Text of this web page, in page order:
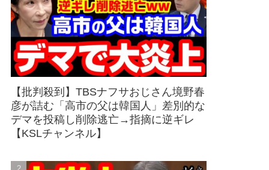
【批判殺到】TBSナフサおじさん境野春
彦が詰む「高市の父は韓国人」差別的な
デマを投稿し削除逃亡→指摘に逆ギレ
【KSLチャンネル】